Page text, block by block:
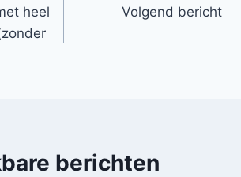
heel
Volgend bericht
berichten